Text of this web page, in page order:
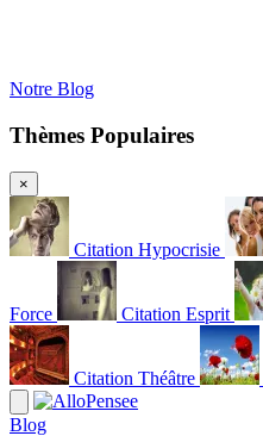
Notre Blog
Thèmes Populaires
×
Citation Hypocrisie
Force Citation Esprit
Citation Théâtre
Blog